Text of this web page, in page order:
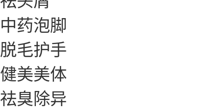
中药泡脚
脱毛护手
健美美体
祛臭除异